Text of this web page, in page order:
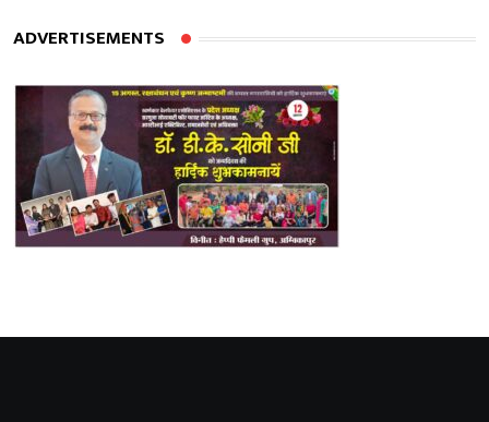
ADVERTISEMENTS